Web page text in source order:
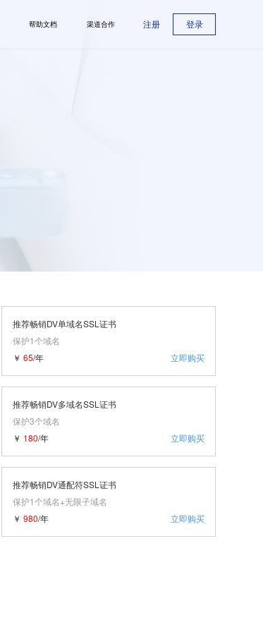
帮助文档 渠道合作 注册 登录
推荐畅销DV单域名SSL证书
保护1个域名
立即购买
￥ 65/年
推荐畅销DV多域名SSL证书
保护3个域名
立即购买
￥ 180/年
推荐畅销DV通配符SSL证书
保护1个域名+无限子域名
立即购买
￥ 980/年